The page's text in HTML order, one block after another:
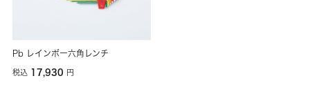
Pb レインボー六角レンチ
税込 17,930 円